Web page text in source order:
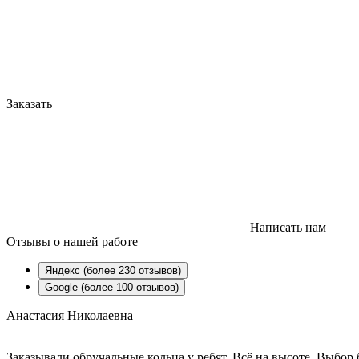
Заказать
Написать нам
Отзывы о нашей работе
Яндекс (более 230 отзывов)
Google (более 100 отзывов)
Анастасия Николаевна